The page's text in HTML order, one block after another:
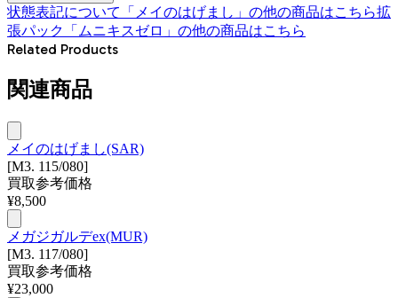
状態表記について
「 メイのはげまし 」の他の商品はこちら拡
張パック「ムニキスゼロ」 の他の商品はこちら
Related Products
関連商品
メイのはげまし(SAR)
[M3. 115/080]
買取参考価格
¥8,500
メガジガルデex(MUR)
[M3. 117/080]
買取参考価格
¥23,000